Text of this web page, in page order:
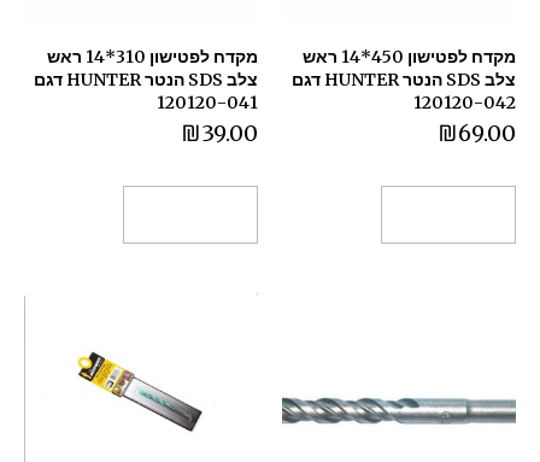
מקדח לפטישון 450*14 ראש
צלב SDS הנטר HUNTER דגם
120120-042
₪69.00
מקדח לפטישון 310*14 ראש
צלב SDS הנטר HUNTER דגם
120120-041
₪39.00